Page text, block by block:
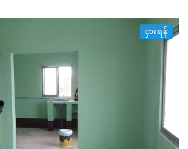
ငှားရန်